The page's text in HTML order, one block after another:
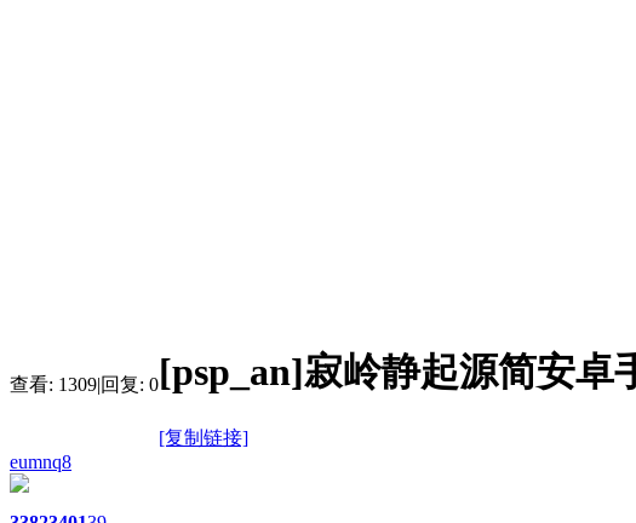
查看: 1309|回复: 0[psp_an]寂岭静起源简安卓
[复制链接]
eumnq8